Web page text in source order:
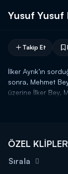
Yusuf Yusuf
Takip Et
İlker Ayrık’ın
sonra, Mehmet
üzerine İlker Bey,
ÖZEL KLİPLER
Sırala